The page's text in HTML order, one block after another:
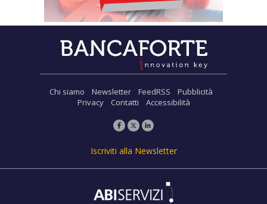
Chi siamo Newsletter FeedRSS
Pubblicità
Privacy
Contatti Accessibilità
Iscriviti alla Newsletter